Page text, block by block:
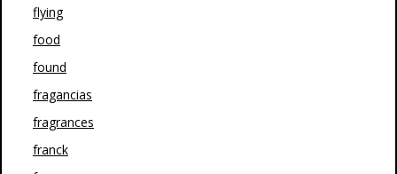
flying
food
found
fragancias
fragrances
franck